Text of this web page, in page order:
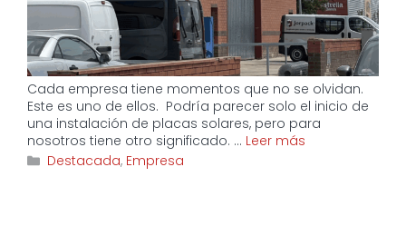
Cada empresa tiene momentos que no se olvidan.
Este es uno de ellos. Podría parecer solo el inicio de
una instalación de placas solares, pero para
nosotros tiene otro significado. … Leer más
Categorías
Destacada, Empresa